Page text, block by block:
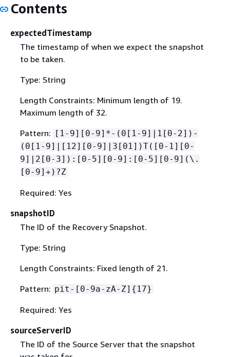
Contents
expectedTimestamp
The timestamp of when we expect the snapshot
to be taken.
Type: String
Length Constraints: Minimum length of 19.
Maximum length of 32.
Pattern: [1-9][0-9]*-(0[1-9]|1[0-2])-
(0[1-9]|[12][0-9]|3[01])T([0-1][0-
9]|2[0-3]):[0-5][0-9]:[0-5][0-9](\.
[0-9]+)?Z
Required: Yes
snapshotID
The ID of the Recovery Snapshot.
Type: String
Length Constraints: Fixed length of 21.
Pattern: pit-[0-9a-zA-Z] { 17}
Required: Yes
sourceServerID
The ID of the Source Server that the snapshot